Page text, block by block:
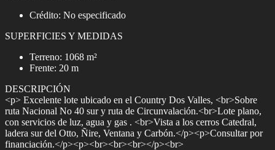
Crédito: No especificado
SUPERFICIES Y MEDIDAS
Terreno: 1068 m²
Frente: 20 m
DESCRIPCIÓN
<p> Excelente lote ubicado en el Country Dos Valles, <br>Sobre
ruta Nacional No 40 sur y ruta de Circunvalación.<br>Lote plano,
con servicios de luz, agua y gas . <br>Vista a los cerros Catedral,
ladera sur del Otto, Ñire, Ventana y Carbón.</p><p>Consultar por
financiación.</p><p><br><br><br></p><br>